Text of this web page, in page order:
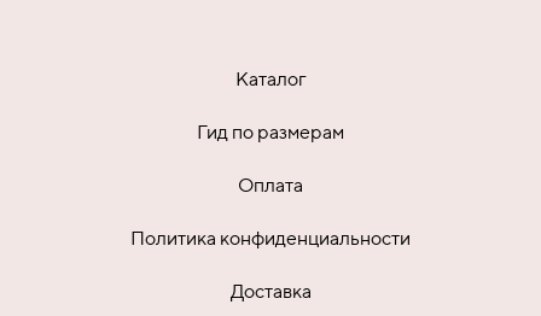
Каталог
Гид по размерам
Оплата
Политика конфиденциальности
Доставка